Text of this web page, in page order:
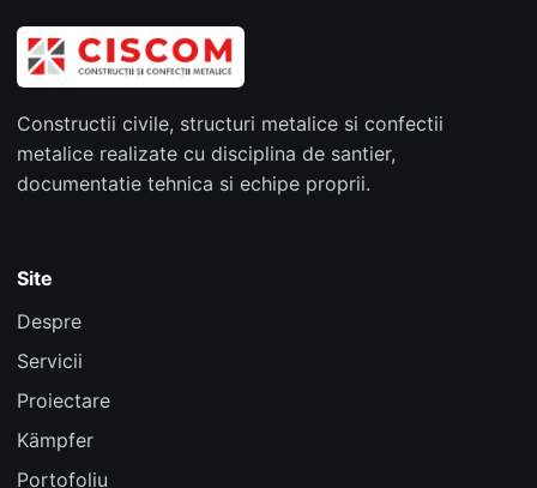
Constructii civile, structuri metalice si confectii
metalice realizate cu disciplina de santier,
documentatie tehnica si echipe proprii.
Site
Despre
Servicii
Proiectare
Kämpfer
Portofoliu